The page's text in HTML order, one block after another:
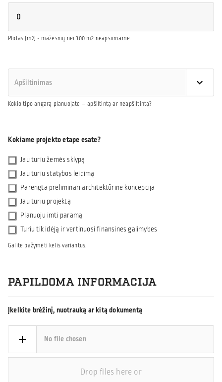
Plotas (m2) - mažesnių nei 300 m2 neapsiimame.
Kokio tipo angarą planuojate – apšiltintą ar neapšiltintą?
Kokiame projekto etape esate?
Jau turiu žemės sklypą
Jau turiu statybos leidimą
Parengta preliminari architektūrinė koncepcija
Jau turiu projektą
Planuoju imti paramą
Turiu tik idėją ir vertinuosi finansines galimybes
Galite pažymėti kelis variantus.
PAPILDOMA INFORMACIJA
Įkelkite brėžinį, nuotrauką ar kitą dokumentą
No file chosen
Drop files here or